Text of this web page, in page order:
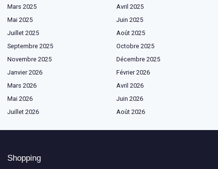
Mars 2025
Avril 2025
Mai 2025
Juin 2025
Juillet 2025
Août 2025
Septembre 2025
Octobre 2025
Novembre 2025
Décembre 2025
Janvier 2026
Février 2026
Mars 2026
Avril 2026
Mai 2026
Juin 2026
Juillet 2026
Août 2026
Shopping